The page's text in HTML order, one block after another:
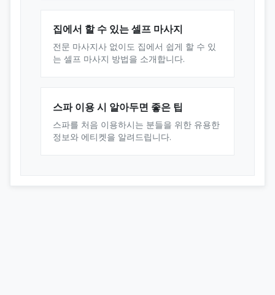
집에서 할 수 있는 셀프 마사지
전문 마사지사 없이도 집에서 쉽게 할 수 있
는 셀프 마사지 방법을 소개합니다.
스파 이용 시 알아두면 좋은 팁
스파를 처음 이용하시는 분들을 위한 유용한
정보와 에티켓을 알려드립니다.